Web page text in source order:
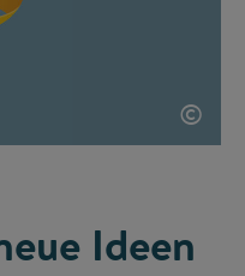
©
Ideen